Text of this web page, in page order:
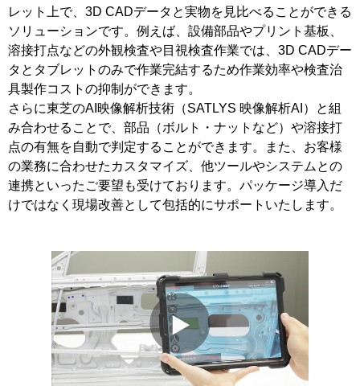
レット上で、3D CADデータと実物を見比べることができる
ソリューションです。例えば、設備部品やプリント基板、
溶接打点などの外観検査や目視検査作業では、3D CADデー
タとタブレットのみで作業完結するため作業効率や検査治
具製作コストの抑制ができます。
さらに東芝のAI映像解析技術（SATLYS 映像解析AI）と組
み合わせることで、部品（ボルト・ナットなど）や溶接打
点の有無を自動で判定することができます。また、お客様
の業務に合わせたカスタマイズ、他ツールやシステムとの
連携といったご要望も受けております。パッケージ導入だ
けではなく現場改善として包括的にサポートいたします。